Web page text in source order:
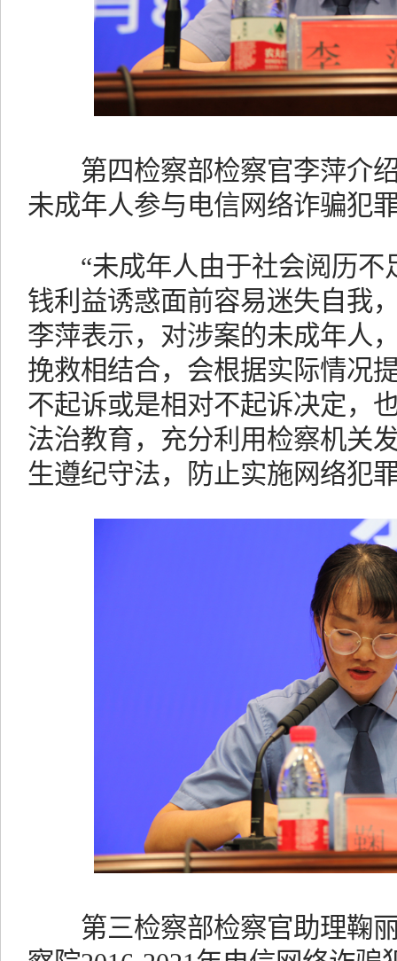
第四检察部检察官李萍介绍
未成年人参与电信网络诈骗犯
“未成年人由于社会阅历不
钱利益诱惑面前容易迷失自我
李萍表示，对涉案的未成年人
挽救相结合，会根据实际情况
不起诉或是相对不起诉决定，
法治教育，充分利用检察机关
生遵纪守法，防止实施网络犯
第三检察部检察官助理鞠丽